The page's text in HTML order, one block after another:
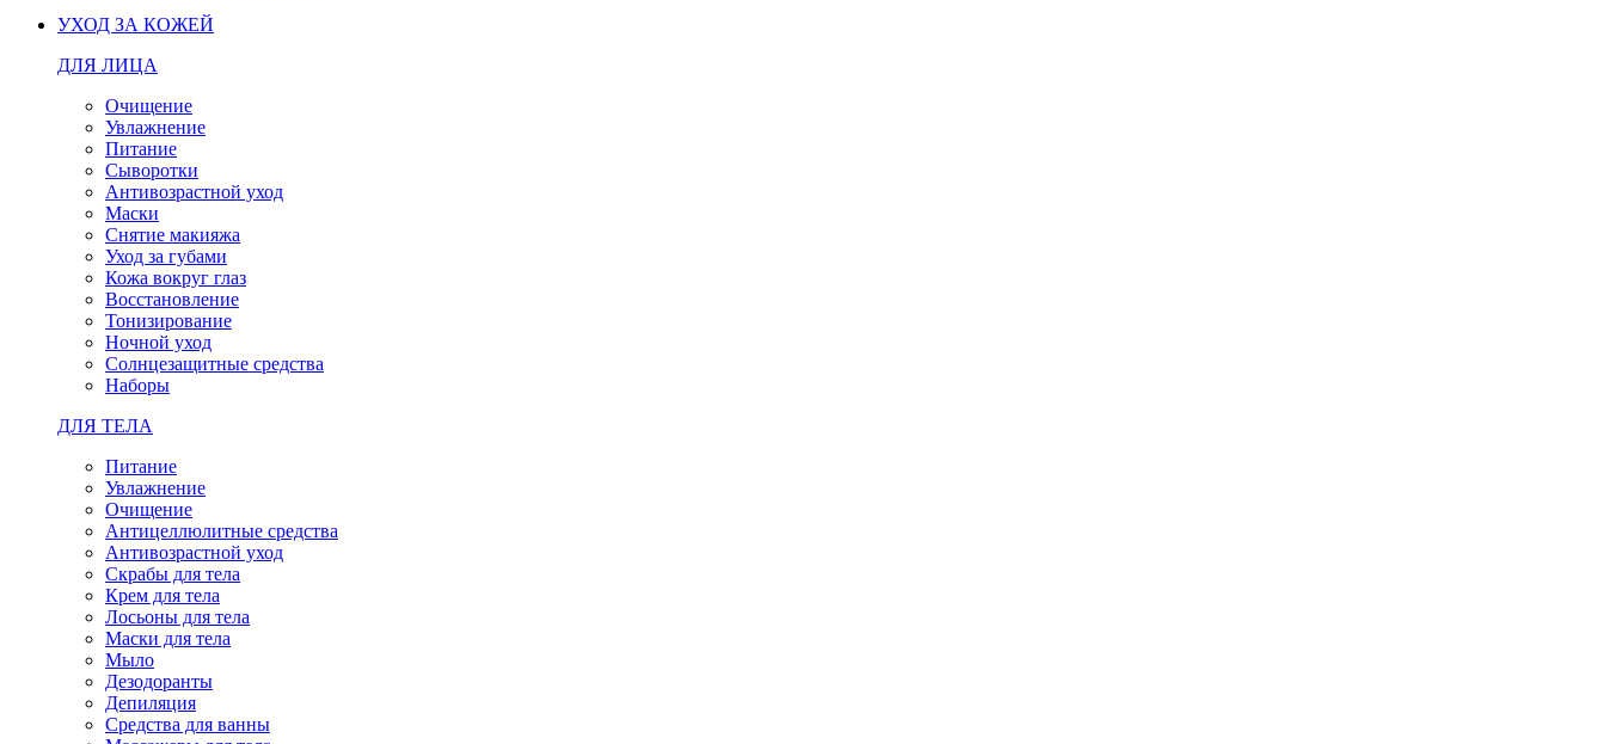
УХОД ЗА КОЖЕЙ
ДЛЯ ЛИЦА
Очищение
Увлажнение
Питание
Сыворотки
Антивозрастной уход
Маски
Снятие макияжа
Уход за губами
Кожа вокруг глаз
Восстановление
Тонизирование
Ночной уход
Солнцезащитные средства
Наборы
ДЛЯ ТЕЛА
Питание
Увлажнение
Очищение
Антицеллюлитные средства
Антивозрастной уход
Скрабы для тела
Крем для тела
Лосьоны для тела
Маски для тела
Мыло
Дезодоранты
Депиляция
Средства для ванны